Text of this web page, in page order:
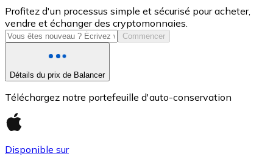
USD Coin
USDC
Profitez d'un processus simple et sécurisé pour acheter,
vendre et échanger des cryptomonnaies.
Commencer
Détails du prix de Balancer
Téléchargez notre portefeuille d'auto-conservation
Disponible sur